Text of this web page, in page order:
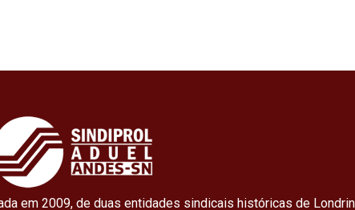
em 2009, de duas entidades sindicais históricas de